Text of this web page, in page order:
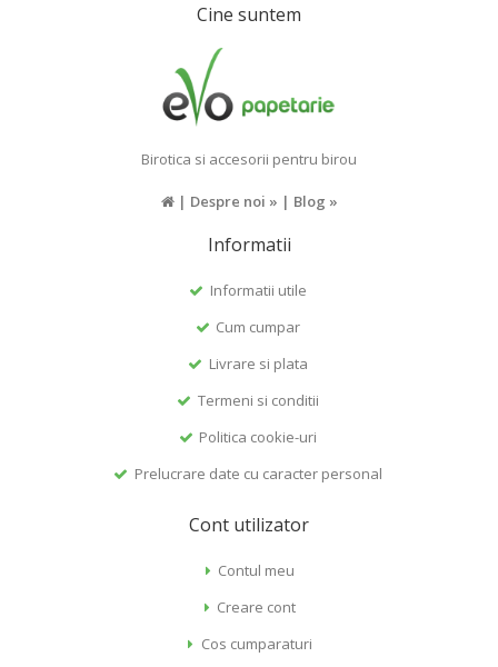
Cine suntem
Birotica si accesorii pentru birou
| Despre noi » | Blog »
Informatii
Informatii utile
Cum cumpar
Livrare si plata
Termeni si conditii
Politica cookie-uri
Prelucrare date cu caracter personal
Cont utilizator
Contul meu
Creare cont
Cos cumparaturi